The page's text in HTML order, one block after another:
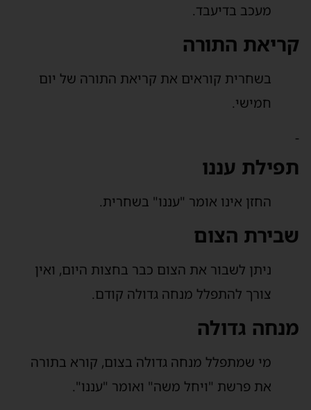
מעכב בדיעבד.
קריאת התורה
בשחרית קוראים את קריאת התורה של יום
חמישי.
-
תפילת עננו
החזן אינו אומר "עננו" בשחרית.
שבירת הצום
ניתן לשבור את הצום כבר בחצות היום, ואין
צורך להתפלל מנחה גדולה קודם.
מנחה גדולה
מי שמתפלל מנחה גדולה בצום, קורא בתורה
את פרשת "ויחל משה" ואומר "עננו".